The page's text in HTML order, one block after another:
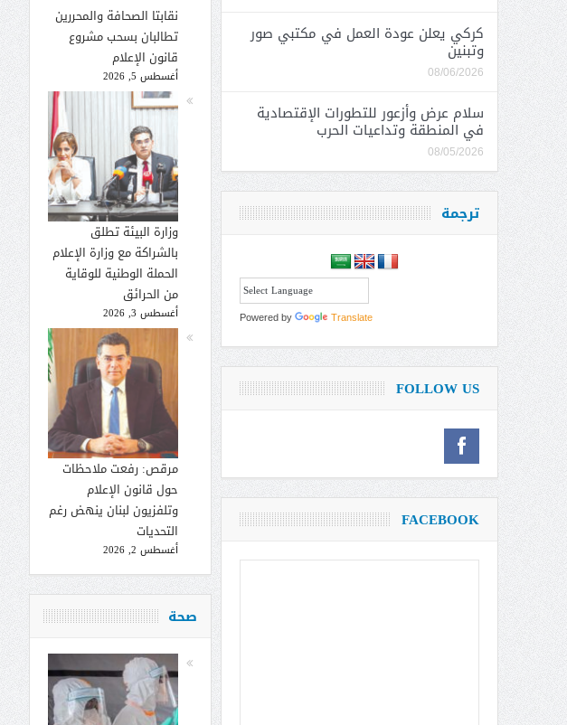
نقابتا الصحافة والمحررين
تطالبان بسحب مشروع
قانون الإعلام
أغسطس 5, 2026
وزارة البيئة تطلق
بالشراكة مع وزارة الإعلام
الحملة الوطنية للوقاية
من الحرائق
أغسطس 3, 2026
مرقص: رفعت ملاحظات
حول قانون الإعلام
وتلفزيون لبنان ينهض رغم
التحديات
أغسطس 2, 2026
صحة
كركي يعلن عودة العمل في مكتبي صور
وتبنين
08/06/2026
سلام عرض وأزعور للتطورات الإقتصادية
في المنطقة وتداعيات الحرب
08/05/2026
ترجمة
Powered by Translate
FOLLOW US
FACEBOOK